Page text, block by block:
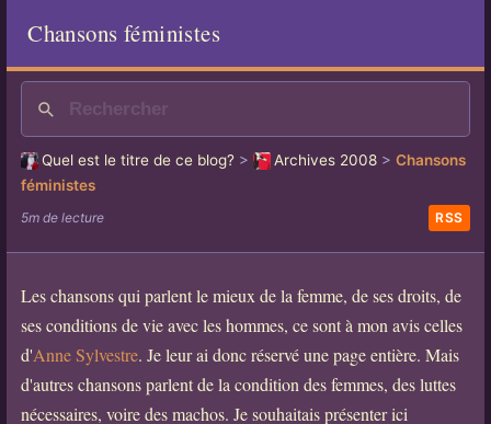
Chansons féministes
Quel est le titre de ce blog?> Archives 2008 >Chansons
féministes
5m de lecture RSS
Les chansons qui parlent le mieux de la femme, de ses droits, de
ses conditions de vie avec les hommes, ce sont à mon avis celles
d'Anne Sylvestre. Je leur ai donc réservé une page entière. Mais
d'autres chansons parlent de la condition des femmes, des luttes
nécessaires, voire des machos. Je souhaitais présenter ici